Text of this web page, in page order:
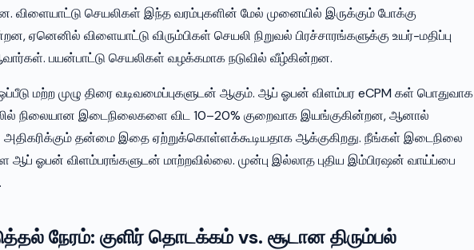
விளையாட்டு செயலிகள் இந்த வரம்புகளின் மேல் முனையில் இருக்கும் போக்கு
ஏனெனில் விளையாட்டு விரும்பிகள் செயலி நிறுவல் பிரச்சாரங்களுக்கு உயர்-மதிப்பு
பயன்பாட்டு செயலிகள் வழக்கமாக நடுவில் வீழ்கின்றன.
மற்ற முழு திரை வடிவமைப்புகளுடன் ஆகும். ஆப் ஓபன் விளம்பர eCPM கள் பொதுவாக
நிலையான இடைநிலைகளை விட 10–20% குறைவாக இயங்குகின்றன, ஆனால்
அதிகரிக்கும் தன்மை இதை ஏற்றுக்கொள்ளக்கூடியதாக ஆக்குகிறது. நீங்கள் இடைநிலை
ஆப் ஓபன் விளம்பரங்களுடன் மாற்றவில்லை. முன்பு இல்லாத புதிய இம்பிரஷன் வாய்ப்பை
நேரம்: குளிர் தொடக்கம் vs. சூடான திரும்பல்